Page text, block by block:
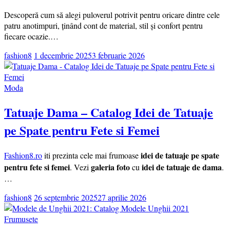
Descoperă cum să alegi puloverul potrivit pentru oricare dintre cele
patru anotimpuri, ținând cont de material, stil și confort pentru
fiecare ocazie.…
fashion8 1 decembrie 20253 februarie 2026
Moda
Tatuaje Dama – Catalog Idei de Tatuaje
pe Spate pentru Fete si Femei
Fashion8.roiti prezinta cele mai frumoaseidei de tatuaje pe spate
pentru fete si femei. Vezigaleria fotocuidei de tatuaje de dama.
…
fashion8 26 septembrie 202527 aprilie 2026
Frumusete